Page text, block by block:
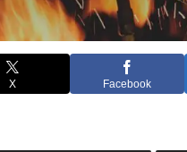
X Facebook